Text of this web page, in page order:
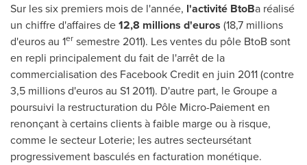
Sur les six premiers mois de l'année, l'activité BtoBa réalisé
un chiffre d'affaires de12,8 millions d'euros (18,7 millions
d'euros au 1er semestre 2011). Les ventes du pôle BtoB sont
en repli principalement du fait de l'arrêt de la
commercialisation des Facebook Credit en juin 2011 (contre
3,5 millions d'euros au S1 2011). D'autre part, le Groupe a
poursuivi la restructuration du Pôle Micro-Paiement en
renonçant à certains clients à faible marge ou à risque,
comme le secteur Loterie; les autres secteursétant
progressivement basculés en facturation monétique.